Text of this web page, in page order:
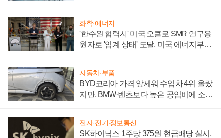
화학·에너지
'한수원 협력사' 미국 오클로 SMR 연구용
원자로 '임계 상태' 도달, 미국 에너지부
자동차·부품
BYD코리아 가격 앞세워 수입차 4위 올랐
지만, BMW·벤츠보다 높은 공임비에 소비
전자·전기·정보통신
SK하이닉스 1주당 375원 현금배당 실시,